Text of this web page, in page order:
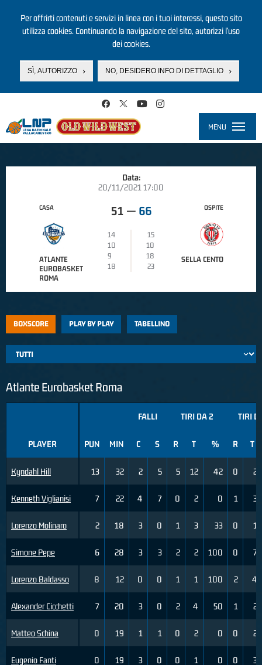
Per offrirti contenuti e servizi in linea con i tuoi interessi, questo sito
utilizza cookies. Continuando la navigazione del sito, autorizzi l’uso
dei cookies.
SÌ, AUTORIZZO NO, DESIDERO INFO DI DETTAGLIO
MENU
Data:
20/11/2021 17:00
CASA
ATLANTE
EUROBASKET
ROMA
51 — 66
14
15
10
10
9
18
18
23
OSPITE
SELLA CENTO
BOXSCORE PLAY BY PLAY TABELLINO
Atlante Eurobasket Roma
PLAYER
Kyndahl Hill
Kenneth Viglianisi
Lorenzo Molinaro
Simone Pepe
Lorenzo Baldasso
Alexander Cicchetti
Matteo Schina
Eugenio Fanti
FALLI TIRI DA 2 TIRI
PUN MIN C S R T % R T
13 32 2 5 5 12 42 0 2
7 22 4 7 0 2 0 1 3
2 18 3 0 1 3 33 0 1
6 28 3 3 2 2 100 0 7
8 12 0 0 1 1 100 2 4
7 20 3 0 2 4 50 1 2
0 19 1 1 0 2 0 0 2
0 19 3 0 0 1 0 0 3